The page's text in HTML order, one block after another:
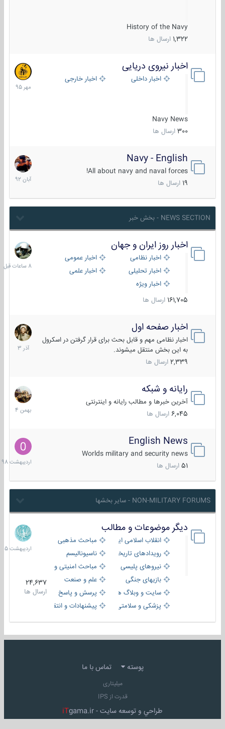
History of the Navy
1,322 ارسال ها
اخبار نیروی دریایی
اخبار داخلی اخبار خارجی
Navy News
300 ارسال ها
27
مهر
1395
Navy - English
All about navy and naval forces!
ارسال ها
22
آبان
1392
NEWS SECTION - بخش خبر
اخبار روز ایران و جهان
اخبار نظامی
اخبار عمومی
اخبار تحلیلی
اخبار علمی
اخبار ویژه
161,705 ارسال ها
8
ساعات
قبل
اخبار صفحه اول
اخبار نظامی مهم و قابل بحث برای قرار گرفتن در اسکرول
به این بخش منتقل میشوند.
2,339 ارسال ها
7
آذر
1403
رایانه و شبکه
آخرین خبرها و مطالب رایانه و اینترنتی
6,045 ارسال ها
30
بهمن
1404
English News
Worlds military and security news
51 ارسال ها
10
1398
NON-MILITARY FORUMS - سایر بخشها
دیگر موضوعات و مطالب
انقلاب اسلامی ایران
مباحث مذهبی
رویدادهای تاریخی و مذهبیناسیونالیسم
نیروهای پلیسی
مباحث امنیتی و اطلاعاتی
بازیهای جنگی
علم و صنعت
سایت و وبلاگ ها
پرسش و پاسخ
پزشکی و سلامتی
پیشنهادات و انتقادات
24,637
ارسال ها
8
1405
پوسته تماس با ما
میلیتاری
قدرت از IPS
طراحي و توسعه سايت - iTgama.ir